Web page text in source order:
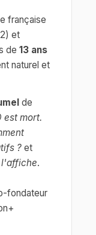
française
et
de 13 ans
naturel et
de
est mort.
? et
l'affiche.
fondateur